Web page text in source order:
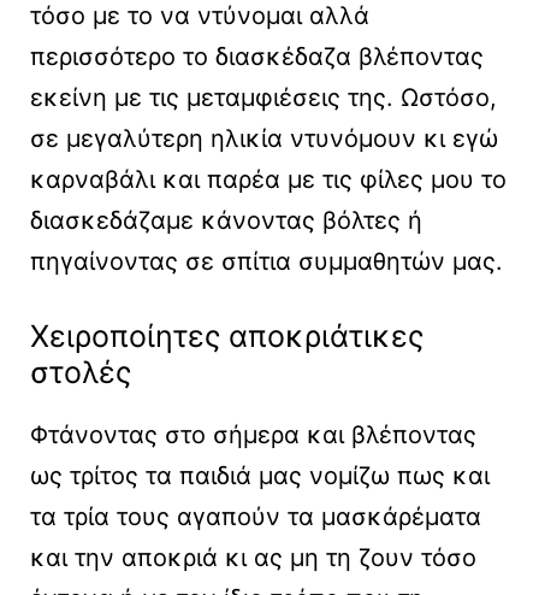
τόσο με το να ντύνομαι αλλά
περισσότερο το διασκέδαζα βλέποντας
εκείνη με τις μεταμφιέσεις της. Ωστόσο,
σε μεγαλύτερη ηλικία ντυνόμουν κι εγώ
καρναβάλι και παρέα με τις φίλες μου το
διασκεδάζαμε κάνοντας βόλτες ή
πηγαίνοντας σε σπίτια συμμαθητών μας.
Χειροποίητες αποκριάτικες
στολές
Φτάνοντας στο σήμερα και βλέποντας
ως τρίτος τα παιδιά μας νομίζω πως και
τα τρία τους αγαπούν τα μασκάρέματα
και την αποκριά κι ας μη τη ζουν τόσο